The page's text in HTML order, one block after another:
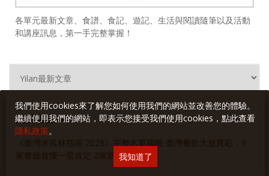
各單元最新文章、食譜、食記、遊記、生活與閱讀隨筆以及活動
和講座訊息，第一手完整掌握！
消費櫥窗
《臺灣米其林指南 2026》完整名單揭曉 臺灣餐飲大放異彩，9
家餐廳首獲一星肯定 2家新進二星餐廳
我們使用cookies來了解您如何使用我們的網站並改善您的體驗。
繼續使用我們的網站，即表示您接受我們使用cookies，點此查看
隱私政策。
我知道了